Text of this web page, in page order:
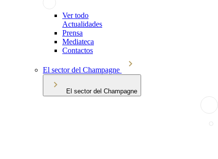
Ver todo
Actualidades
Prensa
Mediateca
Contactos
El sector del Champagne
El sector del Champagne